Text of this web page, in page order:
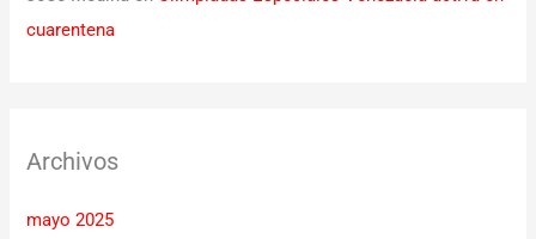
cuarentena
Archivos
mayo 2025